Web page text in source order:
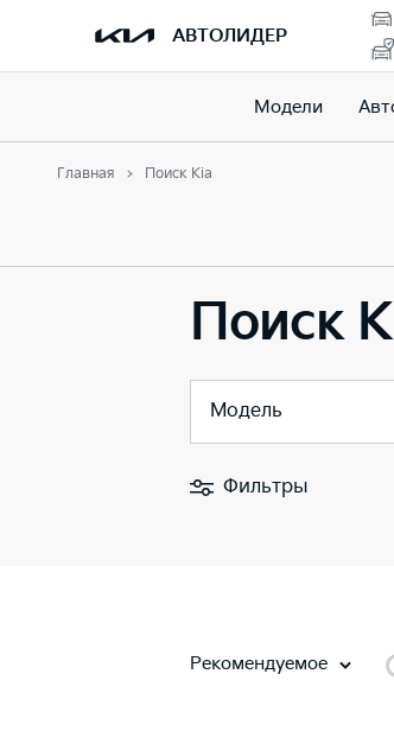
АВТОЛИДЕР
Модели
Главная Поиск Kia
Поиск
Модель
Фильтры
Рекомендуемое